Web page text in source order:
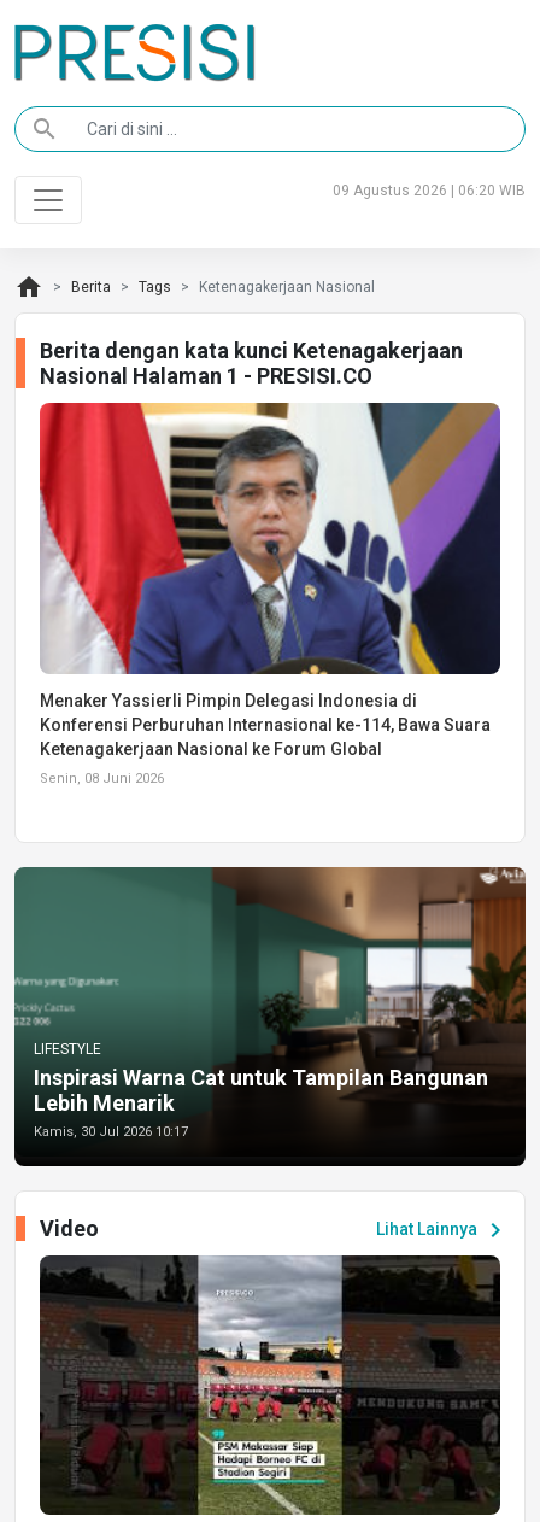
search
09 Agustus 2026 | 06:20 WIB
home Berita Tags Ketenagakerjaan Nasional
Berita dengan kata kunci Ketenagakerjaan
Nasional Halaman 1 - PRESISI.CO
Menaker Yassierli Pimpin Delegasi Indonesia di
Konferensi Perburuhan Internasional ke-114, Bawa Suara
Ketenagakerjaan Nasional ke Forum Global
Senin, 08 Juni 2026
LIFESTYLE
Inspirasi Warna Cat untuk Tampilan Bangunan
Lebih Menarik
Kamis, 30 Jul 2026 10:17
Lihat Lainnya chevron_right
Video